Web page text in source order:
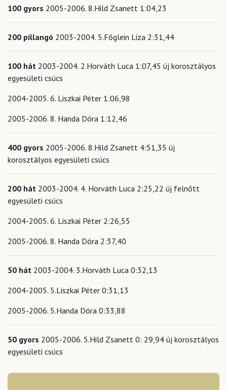
100 gyors 2005-2006. 8.Hild Zsanett 1:04,23
200 pillangó 2003-2004. 5.Főglein Liza 2:31,44
100 hát 2003-2004. 2.Horváth Luca 1:07,45 új korosztályos
egyesületi csúcs
2004-2005. 6. Liszkai Péter 1:06,98
2005-2006. 8. Handa Dóra 1:12,46
400 gyors 2005-2006. 8.Hild Zsanett 4:51,35 új
korosztályos egyesületi csúcs
200 hát 2003-2004. 4. Horváth Luca 2:25,22 új felnőtt
egyesületi csúcs
2004-2005. 6. Liszkai Péter 2:26,55
2005-2006. 8. Handa Dóra 2:37,40
50 hát 2003-2004. 3.Horváth Luca 0:32,13
2004-2005. 5.Liszkai Péter 0:31,13
2005-2006. 5.Handa Dóra 0:33,88
50 gyors 2005-2006. 5.Hild Zsanett 0: 29,94 új korosztályos
egyesületi csúcs